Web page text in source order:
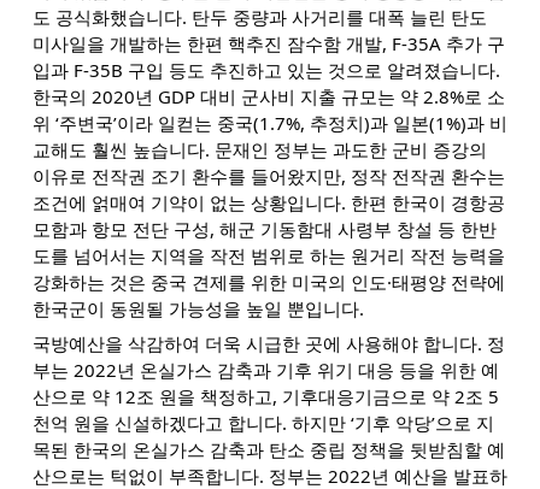
도 공식화했습니다. 탄두 중량과 사거리를 대폭 늘린 탄도
미사일을 개발하는 한편 핵추진 잠수함 개발, F-35A 추가 구
입과 F-35B 구입 등도 추진하고 있는 것으로 알려졌습니다.
한국의 2020년 GDP 대비 군사비 지출 규모는 약 2.8%로 소
위 ‘주변국’이라 일컫는 중국(1.7%, 추정치)과 일본(1%)과 비
교해도 훨씬 높습니다. 문재인 정부는 과도한 군비 증강의
이유로 전작권 조기 환수를 들어왔지만, 정작 전작권 환수는
조건에 얽매여 기약이 없는 상황입니다. 한편 한국이 경항공
모함과 항모 전단 구성, 해군 기동함대 사령부 창설 등 한반
도를 넘어서는 지역을 작전 범위로 하는 원거리 작전 능력을
강화하는 것은 중국 견제를 위한 미국의 인도·태평양 전략에
한국군이 동원될 가능성을 높일 뿐입니다.
국방예산을 삭감하여 더욱 시급한 곳에 사용해야 합니다. 정
부는 2022년 온실가스 감축과 기후 위기 대응 등을 위한 예
산으로 약 12조 원을 책정하고, 기후대응기금으로 약 2조 5
천억 원을 신설하겠다고 합니다. 하지만 ‘기후 악당’으로 지
목된 한국의 온실가스 감축과 탄소 중립 정책을 뒷받침할 예
산으로는 턱없이 부족합니다. 정부는 2022년 예산을 발표하